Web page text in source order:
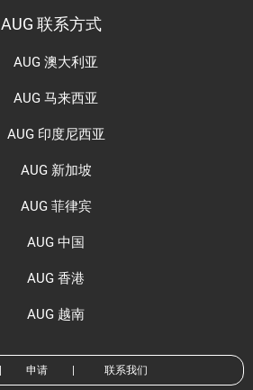
AUG 联系方式
AUG 澳大利亚
AUG 马来西亚
AUG 印度尼西亚
AUG 新加坡
AUG 菲律宾
AUG 中国
AUG 香港
AUG 越南
申请 联系我们